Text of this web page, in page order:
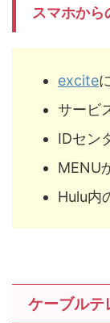
スマホから
excite
サービ
IDセン
MENU
Hulu内
ケーブルテ